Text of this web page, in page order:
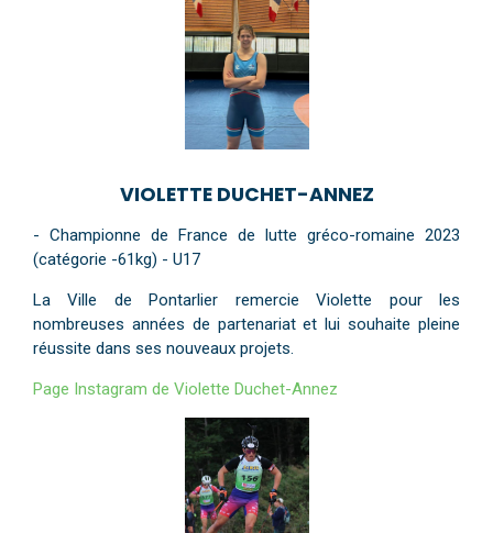
VIOLETTE DUCHET-ANNEZ
- Championne de France de lutte gréco-romaine 2023
(catégorie -61kg) - U17
La Ville de Pontarlier remercie Violette pour les
nombreuses années de partenariat et lui souhaite pleine
réussite dans ses nouveaux projets.
Page Instagram de Violette Duchet-Annez